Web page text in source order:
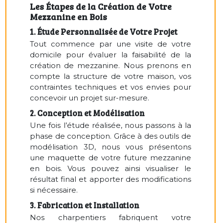
Les Étapes de la Création de Votre
Mezzanine en Bois
1. Étude Personnalisée de Votre Projet
Tout commence par une visite de votre
domicile pour évaluer la faisabilité de la
création de mezzanine. Nous prenons en
compte la structure de votre maison, vos
contraintes techniques et vos envies pour
concevoir un projet sur-mesure.
2. Conception et Modélisation
Une fois l’étude réalisée, nous passons à la
phase de conception. Grâce à des outils de
modélisation 3D, nous vous présentons
une maquette de votre future mezzanine
en bois. Vous pouvez ainsi visualiser le
résultat final et apporter des modifications
si nécessaire.
3. Fabrication et Installation
Nos charpentiers fabriquent votre